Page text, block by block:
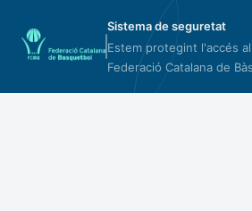
Sistema de seguretat
Estem protegint l'accés
Federació Catalana de